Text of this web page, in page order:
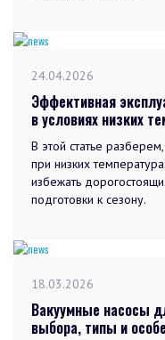
24.04.2026
Эффективная
в условиях низких
В этой статье
при низких
избежать
подготовки к сезону.
18.03.2026
Вакуумные насосы
выбора, типы и